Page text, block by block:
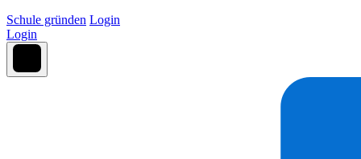
Schule gründen Login
Login